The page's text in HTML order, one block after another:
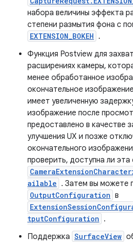
набора величины эффекта
степени размытия фона с
EXTENSION_BOKEH .
Функция Postview для
расширениях камеры,
менее обработанное
окончательное
имеет увеличенную
изображение после
предоставлено в качестве
улучшения UX и позже
окончательного
проверить, доступна ли
ailable . Затем вы можете
OutputConfiguration в
tputConfiguration .
Поддержка SurfaceView